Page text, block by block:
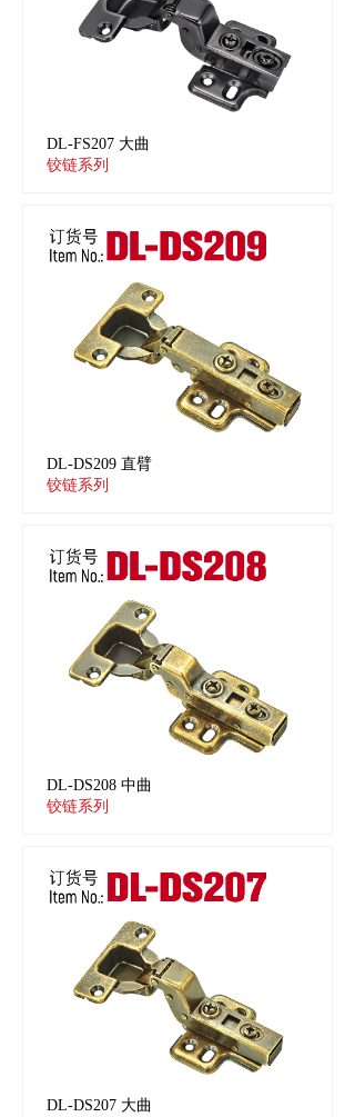
DL-FS207 大曲
铰链系列
DL-DS209 直臂
铰链系列
DL-DS208 中曲
铰链系列
DL-DS207 大曲